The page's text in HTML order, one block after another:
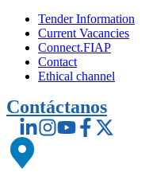
Tender Information
Current Vacancies
Connect.FIAP
Contact
Ethical channel
Contáctanos